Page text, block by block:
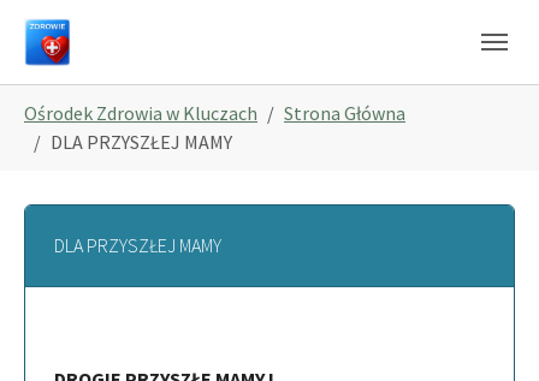
Skip to main navigation
Skip to main content
Skip to page footer
Ośrodek Zdrowia w Kluczach
Strona Główna
DLA PRZYSZŁEJ MAMY
DLA PRZYSZŁEJ MAMY